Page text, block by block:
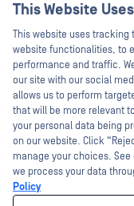
Formare
vulnerabilităților
Parteneri
Certificare
Parteneri tehnologici
Program de parteneriat de
©2026 OPSWAT . Toate
MetaAccess, OPSWAT , Trust
This Website
This website uses
website functionalities, to
performance and traffic.
our site with our social
allows us to perform
that will be more relevant
your personal data being
on our website. Click
manage your choices.
we process your data
Policy